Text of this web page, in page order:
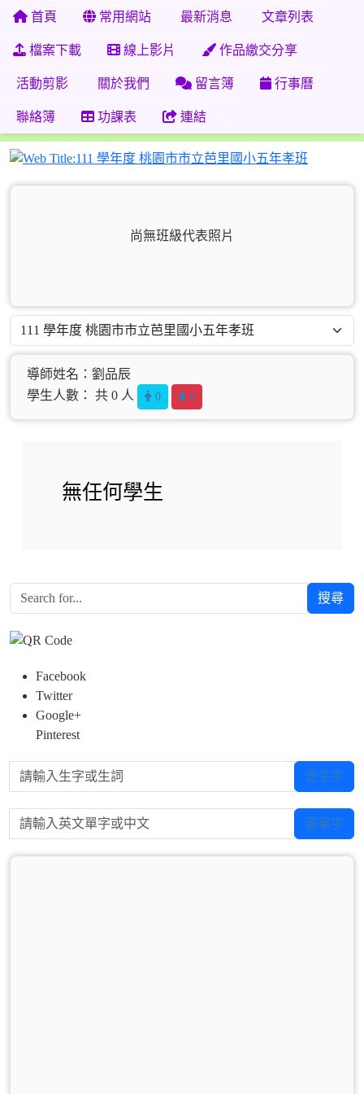
首頁 常用網站 最新消息 文章列表
檔案下載 線上影片 作品繳交分享
活動剪影 關於我們 留言簿 行事曆
聯絡簿 功課表 連結
尚無班級代表照片
導師姓名：劉品辰
學生人數： 共 0 人
0 0
無任何學生
搜尋
Facebook
Twitter
Google+
Pinterest
請輸入生字或生詞 查生字
請輸入英文單字或中文 查單字